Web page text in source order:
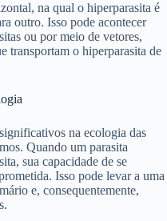
na qual o hiperparasita é
outro. Isso pode acontecer
ou por meio de vetores,
transportam o hiperparasita de
na ecologia das
Quando um parasita
sua capacidade de se
Isso pode levar a uma
e, consequentemente,